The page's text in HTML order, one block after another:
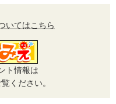
いてはこちら
ト情報は
ください。